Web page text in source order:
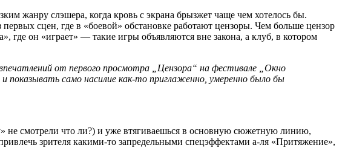
жанру слэшера, когда кровь с экрана брызжет чаще чем хотелось бы.
сцен, где в «боевой» обстановке работают цензоры. Чем больше цензор
где он «играет» — такие игры объявляются вне закона, а клуб, в котором
от первого просмотра „Цензора“ на фестивале „Окно
показывать само насилие как-то приглаженно, умеренно было бы
не смотрели что ли?) и уже втягиваешься в основную сюжетную линию,
зрителя какими-то запредельными спецэффектами а-ля «Притяжение»,